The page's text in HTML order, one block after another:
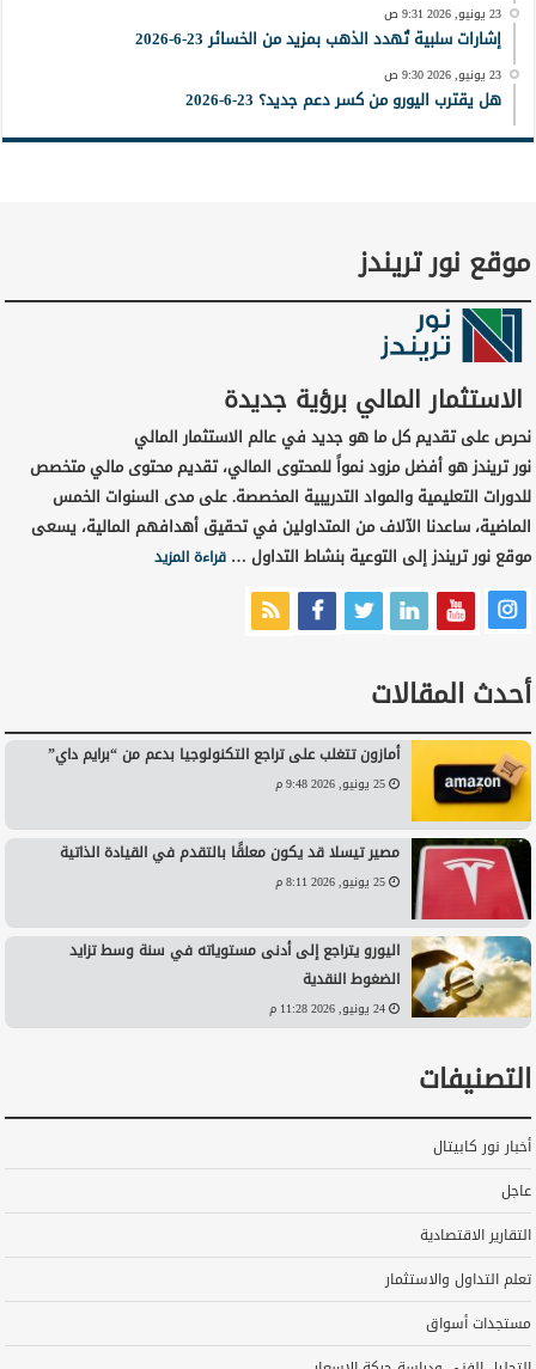
23 يونيو, 2026 9:31 ص
إشارات سلبية تُهدد الذهب بمزيد من الخسائر 23-6-2026
23 يونيو, 2026 9:30 ص
هل يقترب اليورو من كسر دعم جديد؟ 23-6-2026
موقع نور تريندز
الاستثمار المالي برؤية جديدة
نحرص على تقديم كل ما هو جديد في عالم الاستثمار المالي
نور تريندز هو أفضل مزود نمواً للمحتوى المالي، تقديم محتوى مالي متخصص
للدورات التعليمية والمواد التدريبية المخصصة. على مدى السنوات الخمس
الماضية، ساعدنا الآلاف من المتداولين في تحقيق أهدافهم المالية، يسعى
موقع نور تريندز إلى التوعية بنشاط التداول …قراءة المزيد
أحدث المقالات
أمازون تتغلب على تراجع التكنولوجيا بدعم من “برايم داي”
25 يونيو, 2026 9:48 م
مصير تيسلا قد يكون معلقًا بالتقدم في القيادة الذاتية
25 يونيو, 2026 8:11 م
اليورو يتراجع إلى أدنى مستوياته في سنة وسط تزايد
الضغوط النقدية
24 يونيو, 2026 11:28 م
التصنيفات
أخبار نور كابيتال
عاجل
التقارير الاقتصادية
تعلم التداول والاستثمار
مستجدات أسواق